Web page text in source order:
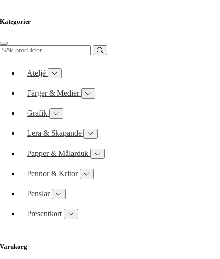
Kategorier
Ateljé
Färger & Medier
Grafik
Lera & Skapande
Papper & Målarduk
Pennor & Kritor
Penslar
Presentkort
Varukorg